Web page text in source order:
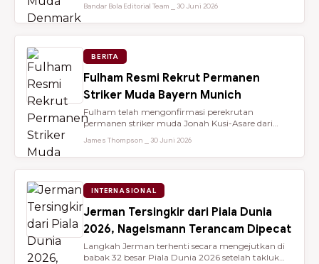
Bandar Bola Editorial Team ⎯ 30 Juni 2026
BERITA
Fulham Resmi Rekrut Permanen
Striker Muda Bayern Munich
Fulham telah mengonfirmasi perekrutan
permanen striker muda Jonah Kusi-Asare dari
James Thompson ⎯ 30 Juni 2026
INTERNASIONAL
Jerman Tersingkir dari Piala Dunia
2026, Nagelsmann Terancam Dipecat
Langkah Jerman terhenti secara mengejutkan di
babak 32 besar Piala Dunia 2026 setelah takluk